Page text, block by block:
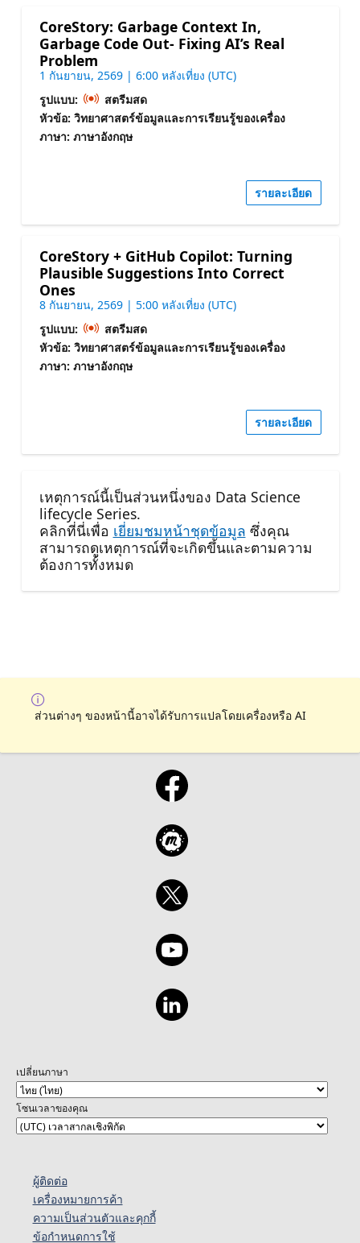
CoreStory: Garbage Context In,
Garbage Code Out- Fixing AI’s Real
Problem
1 กันยายน, 2569 | 6:00 หลังเที่ยง (UTC)
รูปแบบ:
สตรีมสด
หัวข้อ: วิทยาศาสตร์ข้อมูลและการเรียนรู้ของเครื่อง
ภาษา: ภาษาอังกฤษ
รายละเอียด
CoreStory + GitHub Copilot: Turning
Plausible Suggestions Into Correct
Ones
8 กันยายน, 2569 | 5:00 หลังเที่ยง (UTC)
รูปแบบ:
สตรีมสด
หัวข้อ: วิทยาศาสตร์ข้อมูลและการเรียนรู้ของเครื่อง
ภาษา: ภาษาอังกฤษ
รายละเอียด
เหตุการณ์นี้เป็นส่วนหนึ่งของ Data Science
lifecycle Series.
คลิกที่นี่เพื่อ เยี่ยมชมหน้าชุดข้อมูล ซึ่งคุณ
สามารถดูเหตุการณ์ที่จะเกิดขึ้นและตามความ
ต้องการทั้งหมด
ส่วนต่างๆ ของหน้านี้อาจได้รับการแปลโดยเครื่องหรือ AI
เปลี่ยนภาษา
โซนเวลาของคุณ
ผู้ติดต่อ
เครื่องหมายการค้า
ความเป็นส่วนตัวและคุกกี้
ข้อกำหนดการใช้